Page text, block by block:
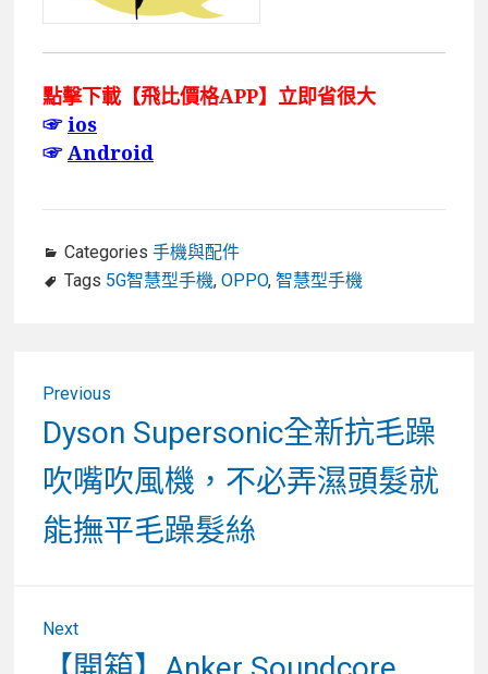
點擊下載【飛比價格APP】立即省很大
☞ios
☞Android
Categories 手機與配件
Tags 5G智慧型手機, OPPO, 智慧型手機
Previous
Previous
post:
Dyson Supersonic全新抗毛躁
吹嘴吹風機，不必弄濕頭髮就
能撫平毛躁髮絲
Next
Next